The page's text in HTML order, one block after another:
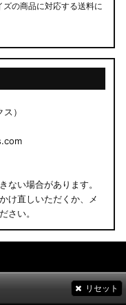
の商品に対応する送料に
）
ない場合があります。
け直しいただくか、メ
さい。
リセット